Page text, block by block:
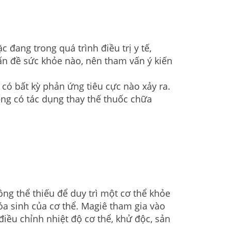
đang trong quá trình điều trị y tế,
đề sức khỏe nào, nên tham vấn ý kiến
bất kỳ phản ứng tiêu cực nào xảy ra.
có tác dụng thay thế thuốc chữa
thể thiếu để duy trì một cơ thể khỏe
sinh của cơ thể. Magiê tham gia vào
chỉnh nhiệt độ cơ thể, khử độc, sản